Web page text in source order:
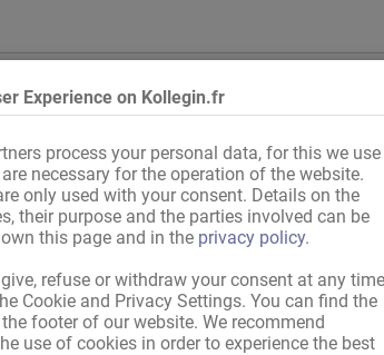
Experience on Kollegin.fr
process your personal data, for this we use
necessary for the operation of the website.
only used with your consent. Details on the
their purpose and the parties involved can be
this page and in the privacy policy.
refuse or withdraw your consent at any time
Cookie and Privacy Settings. You can find the
footer of our website. We recommend
use of cookies in order to experience the best
bains pour invités,WC pour invités,Jardin,Terrasse
, international, avec papiers